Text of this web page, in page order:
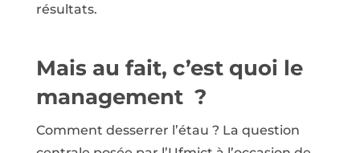
résultats.
Mais au fait, c’est quoi le
management ?
Comment desserrer l’étau ? La question